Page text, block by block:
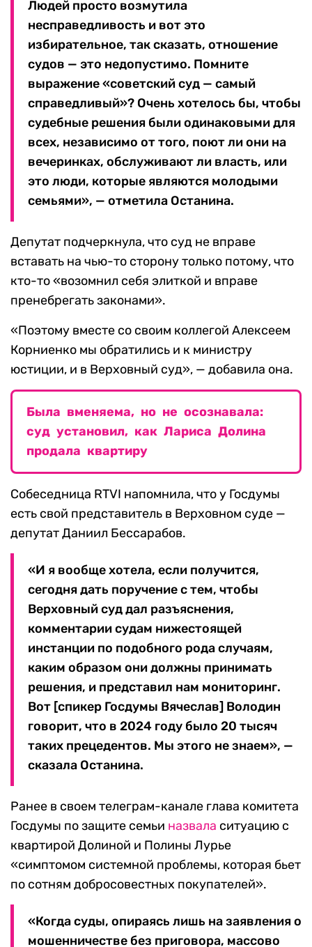
Людей просто возмутила
несправедливость и вот это
избирательное, так сказать, отношение
судов — это недопустимо. Помните
выражение «советский суд — самый
справедливый»? Очень хотелось бы, чтобы
судебные решения были одинаковыми для
всех, независимо от того, поют ли они на
вечеринках, обслуживают ли власть, или
это люди, которые являются молодыми
семьями», — отметила Останина.
Депутат подчеркнула, что суд не вправе
вставать на чью-то сторону только потому, что
кто-то «возомнил себя элиткой и вправе
пренебрегать законами».
«Поэтому вместе со своим коллегой Алексеем
Корниенко мы обратились и к министру
юстиции, и в Верховный суд», — добавила она.
Была вменяема, но не осознавала:
суд установил, как Лариса Долина
продала квартиру
Собеседница RTVI напомнила, что у Госдумы
есть свой представитель в Верховном суде —
депутат Даниил Бессарабов.
«И я вообще хотела, если получится,
сегодня дать поручение с тем, чтобы
Верховный суд дал разъяснения,
комментарии судам нижестоящей
инстанции по подобного рода случаям,
каким образом они должны принимать
решения, и представил нам мониторинг.
Вот [спикер Госдумы Вячеслав] Володин
говорит, что в 2024 году было 20 тысяч
таких прецедентов. Мы этого не знаем», —
сказала Останина.
Ранее в своем телеграм-канале глава комитета
Госдумы по защите семьи назвала ситуацию с
квартирой Долиной и Полины Лурье
«симптомом системной проблемы, которая бьет
по сотням добросовестных покупателей».
«Когда суды, опираясь лишь на заявления о
мошенничестве без приговора, массово